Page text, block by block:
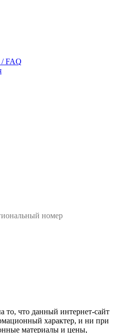
FAQ
номер
что данный интернет-сайт
характер, и ни при
материалы и цены,